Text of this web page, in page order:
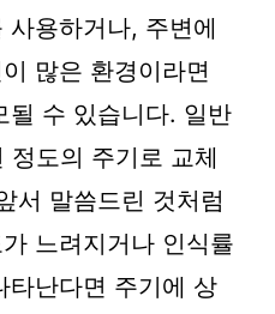
사용하거나, 주변에
많은 환경이라면
될 수 있습니다. 일반
정도의 주기로 교체
서 말씀드린 것처럼
느려지거나 인식률
타난다면 주기에 상